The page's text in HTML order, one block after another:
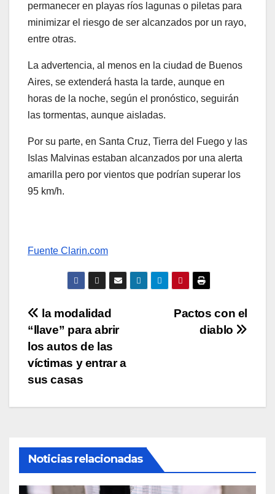
permanecer en playas ríos lagunas o piletas para
minimizar el riesgo de ser alcanzados por un rayo,
entre otras.
La advertencia, al menos en la ciudad de Buenos
Aires, se extenderá hasta la tarde, aunque en
horas de la noche, según el pronóstico, seguirán
las tormentas, aunque aisladas.
Por su parte, en Santa Cruz, Tierra del Fuego y las
Islas Malvinas estaban alcanzados por una alerta
amarilla pero por vientos que podrían superar los
95 km/h.
Fuente Clarin.com
Navegación
de
entradas
Pactos con el
diablo
la modalidad
“llave” para abrir
los autos de las
víctimas y entrar a
sus casas
Noticias relacionadas